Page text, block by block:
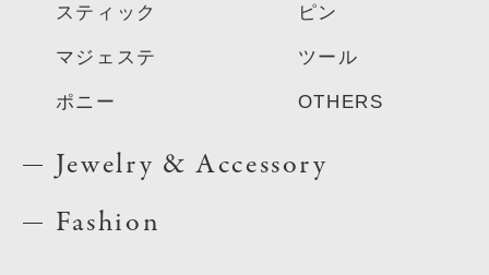
スティック
マジェステ
ポニー
ピン
ツール
OTHERS
Jewelry & Accessory
Fashion